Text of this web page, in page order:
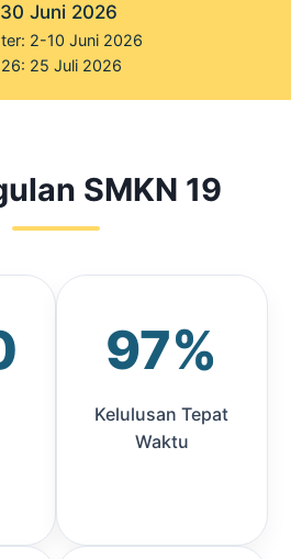
Juni 2026
2-10 Juni 2026
25 Juli 2026
SMKN 19
97%
Kelulusan Tepat
Waktu